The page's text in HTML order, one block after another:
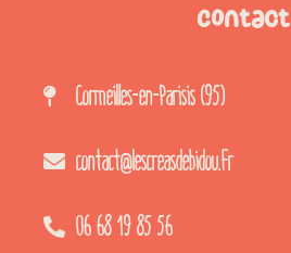
Contact
Cormeilles-en-Parisis (95)
contact@lescreasdebidou.fr
06 68 19 85 56